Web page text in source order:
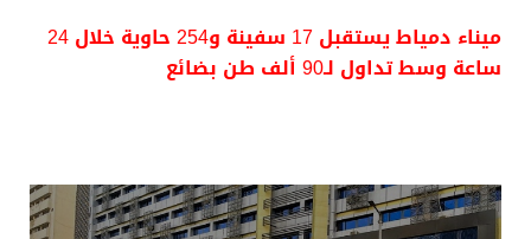
ميناء دمياط يستقبل 17 سفينة و254 حاوية خلال 24
ساعة وسط تداول لـ90 ألف طن بضائع